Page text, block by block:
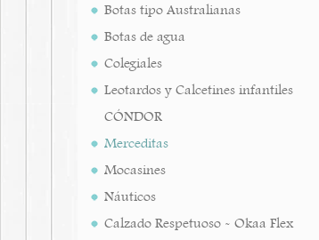
Botas tipo Australianas
Botas de agua
Colegiales
Leotardos y Calcetines infantiles
CÓNDOR
Merceditas
Mocasines
Náuticos
Calzado Respetuoso - Okaa Flex